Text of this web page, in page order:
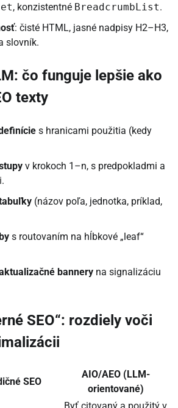
, konzistentné BreadcrumbList.
: čisté HTML, jasné nadpisy H2–H3,
slovník.
čo funguje lepšie ako
texty
s hranicami použitia (kedy
v krokoch 1–n, s predpokladmi a
(názov poľa, jednotka, príklad,
s routovaním na hĺbkové „leaf“
bannery na signalizáciu
SEO“: rozdiely voči
SEO
AIO/AEO (LLM-
orientované)